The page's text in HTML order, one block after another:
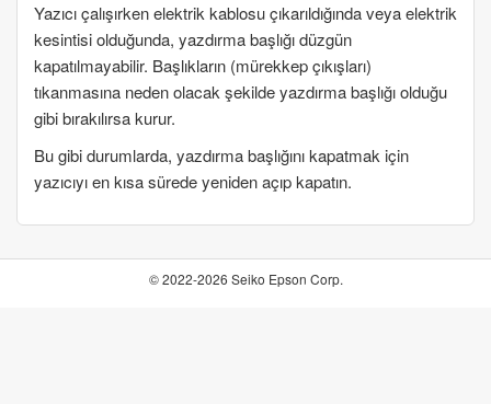
Yazıcı çalışırken elektrik kablosu çıkarıldığında veya elektrik
kesintisi olduğunda, yazdırma başlığı düzgün
kapatılmayabilir. Başlıkların (mürekkep çıkışları)
tıkanmasına neden olacak şekilde yazdırma başlığı olduğu
gibi bırakılırsa kurur.
Bu gibi durumlarda, yazdırma başlığını kapatmak için
yazıcıyı en kısa sürede yeniden açıp kapatın.
© 2022-2026 Seiko Epson Corp.